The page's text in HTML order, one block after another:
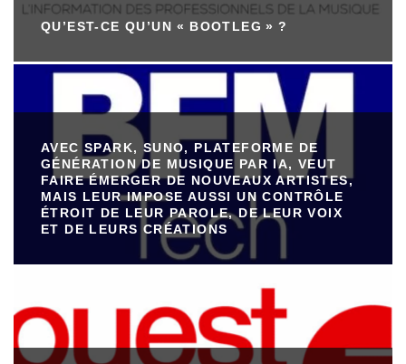
QU’EST-CE QU’UN « BOOTLEG » ?
AVEC SPARK, SUNO, PLATEFORME DE
GÉNÉRATION DE MUSIQUE PAR IA, VEUT
FAIRE ÉMERGER DE NOUVEAUX ARTISTES,
MAIS LEUR IMPOSE AUSSI UN CONTRÔLE
ÉTROIT DE LEUR PAROLE, DE LEUR VOIX
ET DE LEURS CRÉATIONS